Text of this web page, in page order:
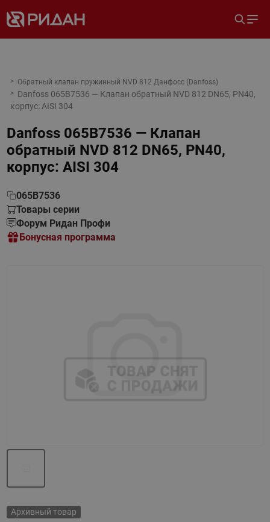
Обратный клапан пружинный NVD 812 Данфосс (Danfoss)
Danfoss 065B7536 — Клапан обратный NVD 812 DN65, PN40,
корпус: AISI 304
Danfoss 065B7536 — Клапан
обратный NVD 812 DN65, PN40,
корпус: AISI 304
065B7536
Товары серии
Форум Ридан Профи
Бонусная программа
Архивный товар